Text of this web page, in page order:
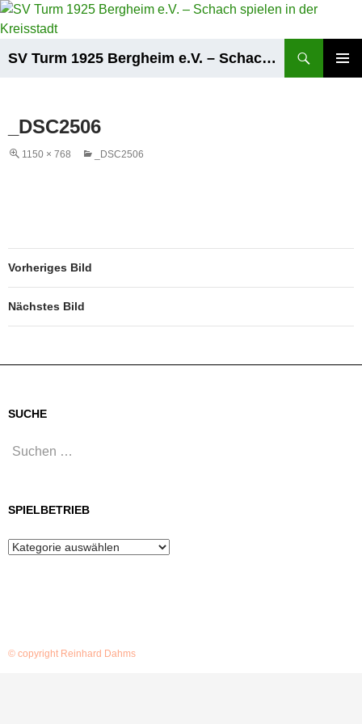
Zum
Inhalt
SV Turm 1925 Bergheim e.V. – Schach spielen in der Kreisstadt
_DSC2506
1150 × 768 _DSC2506
Vorheriges Bild
Nächstes Bild
SUCHE
Suchen
SPIELBETRIEB
Spielbetrieb
© copyright Reinhard Dahms